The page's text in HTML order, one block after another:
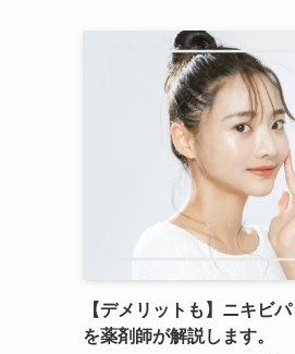
【デメリットも】ニキビ
を薬剤師が解説します。